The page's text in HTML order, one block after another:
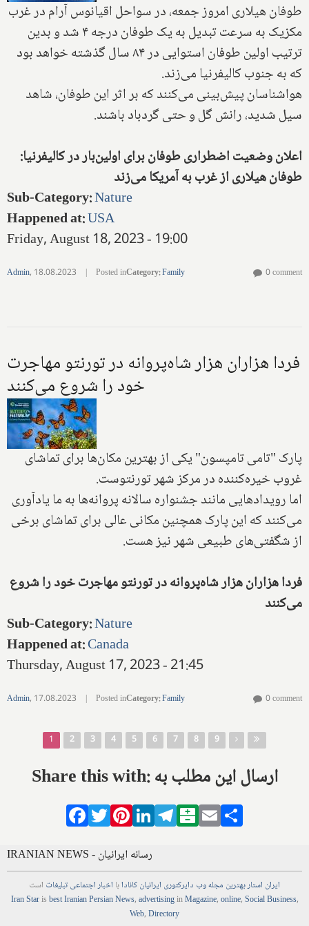
طوفان هیلاری امروز جمعه، در سواحل اقیانوس آرام در غرب
مکزیک به سرعت تبدیل به یک طوفان درجه ۴ شد و بدین
ترتیب اولین طوفان استوایی در ۸۴ سال گذشته خواهد بود
که به جنوب کالیفرنیا می‌زند.
هواشناسان پیش‌بینی می‌کنند که بر اثر این طوفان، شاهد
سیل شدید، رانش گل و حتی گردباد باشند.
اعلان وضعیت اضطراری طوفان برای اولین‌بار در کالیفرنیا:
طوفان هیلاری از غرب به آمریکا می‌زند
Sub-Category:Nature
Happened at:USA
Friday, August 18, 2023 - 19:00
Admin, 18.08.2023 | Posted inCategory:Family 0 comment
فردا هزاران هزار شاه‌پروانه در تورنتو مهاجرت
خود را شروع می‌کنند
پارک "تامی تامپسون" یکی از بهترین مکان‌ها برای تماشای
غروب خیره‌کننده در مرکز شهر تورنتوست.
اما رویدادهایی مانند جشنواره سالانه پروانه‌ها به ما یادآوری
می‌کنند که این پارک همچنین مکانی عالی برای تماشای برخی
از شگفتی‌های طبیعی شهر نیز هست.
فردا هزاران هزار شاه‌پروانه در تورنتو مهاجرت خود را شروع
می‌کنند
Sub-Category:Nature
Happened at:Canada
Thursday, August 17, 2023 - 21:45
Admin, 17.08.2023 | Posted inCategory:Family 0 comment
Pages
1 2 3 4 5 6 7 8 9
Share this with: ارسال این مطلب به
Facebook
TwitterPinterestLinkedIn
Telegram
Balatarin
Email
IRANIAN NEWS - رسانه ایرانیان
ایران استاربهترین مجلهوب دایرکتوری ایرانیان کانادابا اخباراجتماعیتبلیغات است
Iran Starisbest Iranian PersianNews,advertisinginMagazine,online,Social Business,
Web,Directory